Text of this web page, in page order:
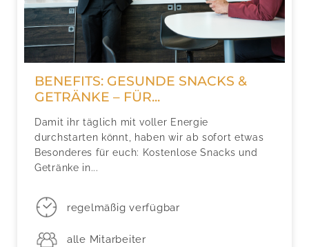
BENEFITS: GESUNDE SNACKS &
GETRÄNKE – FÜR...
Damit ihr täglich mit voller Energie
durchstarten könnt, haben wir ab sofort etwas
Besonderes für euch: Kostenlose Snacks und
Getränke in...
regelmäßig verfügbar
alle Mitarbeiter